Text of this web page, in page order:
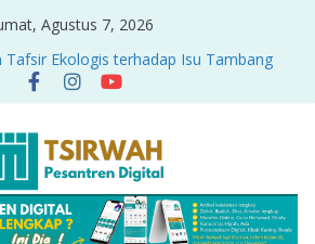
Agustus 7, 2026
Tafsir Ekologis terhadap Isu Tambang
Ampat
KUASA-IDIOLOGI PADA TAFSIR
dan Privasi dalam Al-Qur’an: “Ketika
Soal Curhat di Sosmed”
Kisah Lukman Menjadi